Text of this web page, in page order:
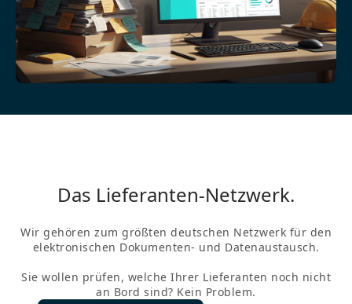
Das Lieferanten-Netzwerk.
Wir gehören zum größten deutschen Netzwerk für den
elektronischen Dokumenten- und Datenaustausch.
Sie wollen prüfen, welche Ihrer Lieferanten noch nicht
an Bord sind? Kein Problem.